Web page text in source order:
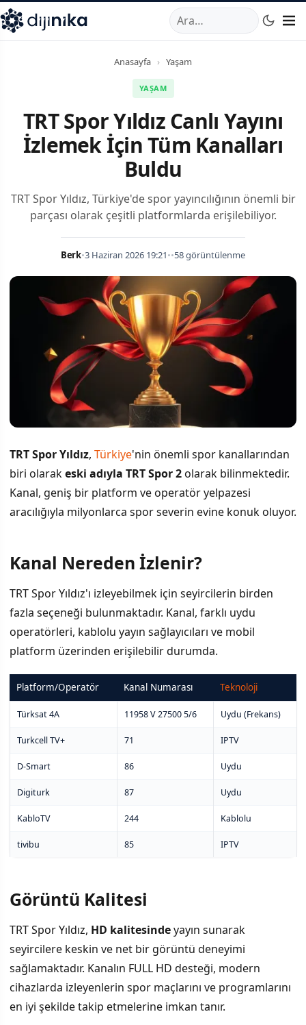
,Marmara Mahallesi,Beylikdüzü34520TRTelefon:0850
Anasayfa › Yaşam
YAŞAM
TRT Spor Yıldız Canlı Yayını
İzlemek İçin Tüm Kanalları
Buldu
TRT Spor Yıldız, Türkiye'de spor yayıncılığının önemli bir
parçası olarak çeşitli platformlarda erişilebiliyor.
Berk•3 Haziran 2026 19:21••58 görüntülenme
TRT Spor Yıldız, Türkiye'nin önemli spor kanallarından
biri olarakeski adıyla TRT Spor 2olarak bilinmektedir.
Kanal, geniş bir platform ve operatör yelpazesi
aracılığıyla milyonlarca spor severin evine konuk oluyor.
İÇINDEKILER
Kanal Nereden İzlenir?
Görüntü Kalitesi
Kanal Nereden İzlenir?
TRT Spor Yıldız'ı izleyebilmek için seyircilerin birden
fazla seçeneği bulunmaktadır. Kanal, farklı uydu
operatörleri, kablolu yayın sağlayıcıları ve mobil
platform üzerinden erişilebilir durumda.
Platform/Operatör Kanal Numarası Teknoloji
Türksat 4A 11958 V 27500 5/6 Uydu (Frekans)
Turkcell TV+ 71 IPTV
D-Smart 86 Uydu
Digiturk 87 Uydu
KabloTV 244 Kablolu
tivibu 85 IPTV
Görüntü Kalitesi
TRT Spor Yıldız, HD kalitesindeyayın sunarak
seyircilere keskin ve net bir görüntü deneyimi
sağlamaktadır. Kanalın FULL HD desteği, modern
cihazlarda izleyenlerin spor maçlarını ve programlarını
en iyi şekilde takip etmelerine imkan tanır.